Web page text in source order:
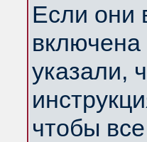
Если они
включена
указали,
чтобы